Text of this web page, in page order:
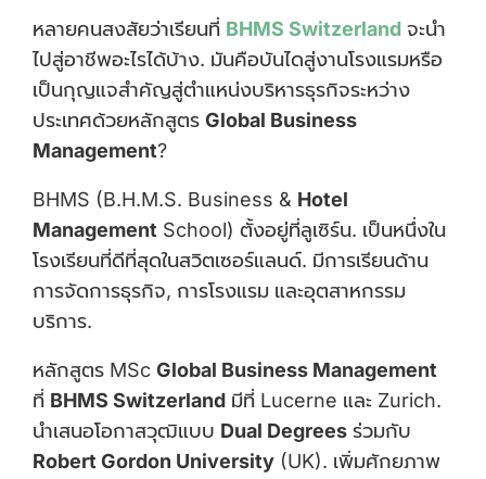
หลายคนสงสัยว่าเรียนที่ BHMS Switzerland จะนำ
ไปสู่อาชีพอะไรได้บ้าง. มันคือบันไดสู่งานโรงแรมหรือ
เป็นกุญแจสำคัญสู่ตำแหน่งบริหารธุรกิจระหว่าง
ประเทศด้วยหลักสูตร Global Business
Management?
BHMS (B.H.M.S. Business & Hotel
Management School) ตั้งอยู่ที่ลูเซิร์น. เป็นหนึ่งใน
โรงเรียนที่ดีที่สุดในสวิตเซอร์แลนด์. มีการเรียนด้าน
การจัดการธุรกิจ, การโรงแรม และอุตสาหกรรม
บริการ.
หลักสูตร MSc Global Business Management
ที่ BHMS Switzerland มีที่ Lucerne และ Zurich.
นำเสนอโอกาสวุฒิแบบ Dual Degrees ร่วมกับ
Robert Gordon University (UK). เพิ่มศักยภาพ